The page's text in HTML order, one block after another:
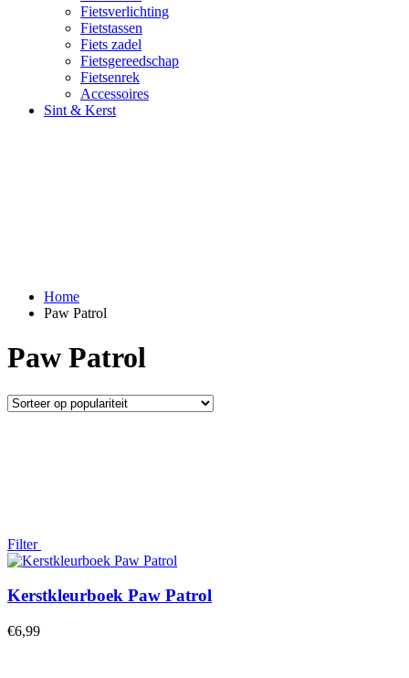
Fietsverlichting
Fietstassen
Fiets zadel
Fietsgereedschap
Fietsenrek
Accessoires
Sint & Kerst
Home
Paw Patrol
Paw Patrol
Filter
Kerstkleurboek Paw Patrol
€6,99